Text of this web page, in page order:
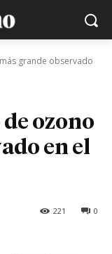
grande observado
ozono
en el
0
221